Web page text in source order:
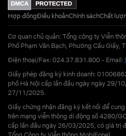
Hợp đồngĐiều khoảnChính sáchChất
Cơ quan chủ quản: Tổng công ty Viễn
Phố Phạm Văn Bạch, Phường Cầu Giấy,
Điện thoại/Fax: 024.37.831.800 - Email:
Giấy phép đăng ký kinh doanh:
phố Hà Nội cấp lần đầu ngày ngày 29/
27/11/2025.
Giấy chứng nhận đăng ký kết nối để
trên mạng viễn thông di động số 4280/
cấp lần đầu ngày 26/03/2025, có giá trị